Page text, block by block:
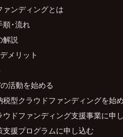
ァンディングとは
・流れ
解説
メリット
活動を始める
税型クラウドファンディングを始
ウドファンディング支援事業に申
支援プログラムに申し込む